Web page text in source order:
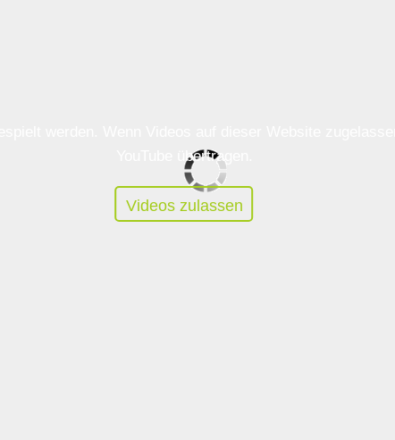
YouTube übertragen.
Videos zulassen